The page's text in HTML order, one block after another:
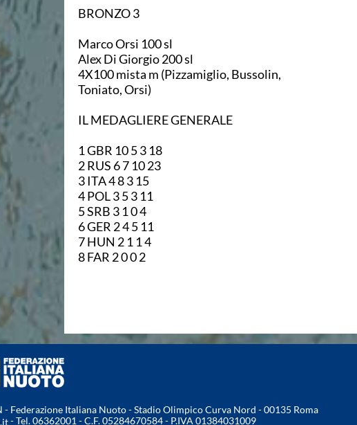
BRONZO 3
Marco Orsi 100 sl
Alex Di Giorgio 200 sl
4X100 mista m (Pizzamiglio, Bussolin,
Toniato, Orsi)
IL MEDAGLIERE GENERALE
1 GBR 10 5 3 18
2 RUS 6 7 10 23
3 ITA 4 8 3 15
4 POL 3 5 3 11
5 SRB 3 1 0 4
6 GER 2 4 5 11
7 HUN 2 1 1 4
8 FAR 2 0 0 2
Federazione Italiana Nuoto - Stadio Olimpico Curva Nord - 00135 Roma
- Tel. 06362001 - C.F. 05284670584 - P.IVA 01384031009